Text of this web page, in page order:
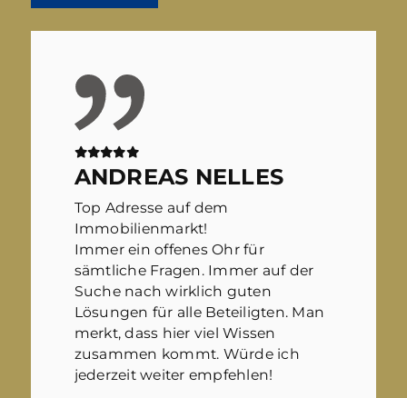
ANDREAS NELLES
Top Adresse auf dem
Immobilienmarkt!
Immer ein offenes Ohr für
sämtliche Fragen. Immer auf der
Suche nach wirklich guten
Lösungen für alle Beteiligten. Man
merkt, dass hier viel Wissen
zusammen kommt. Würde ich
jederzeit weiter empfehlen!